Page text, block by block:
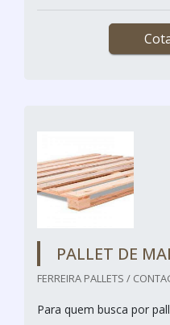
PALLET DE
FERREIRA PALLETS /
Para quem busca por